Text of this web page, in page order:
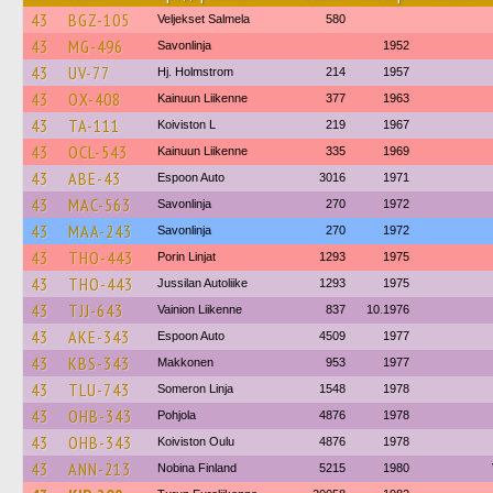
43 BGZ-105 Veljekset Salmela 580
43 MG-496 Savonlinja 1952
43 UV-77 Hj. Holmstrom 214 1957
43 OX-408 Kainuun Liikenne 377 1963
43 TA-111 Koiviston L 219 1967
43 OCL-543 Kainuun Liikenne 335 1969
43 ABE-43 Espoon Auto 3016 1971
43 MAC-563 Savonlinja 270 1972
43 MAA-243 Savonlinja 270 1972
43 THO-443 Porin Linjat 1293 1975
43 THO-443 Jussilan Autoliike 1293 1975
43 TJJ-643 Vainion Liikenne 837 10.1976
43 AKE-343 Espoon Auto 4509 1977
43 KBS-343 Makkonen 953 1977
43 TLU-743 Someron Linja 1548 1978
43 OHB-343 Pohjola 4876 1978
43 OHB-343 Koiviston Oulu 4876 1978
43 ANN-213 Nobina Finland 5215 1980